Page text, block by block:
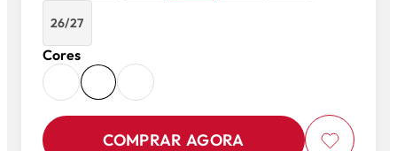
26/27
Cores
COMPRAR AGORA